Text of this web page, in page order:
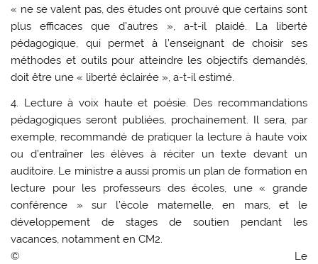
« ne se valent pas, des études ont prouvé que certains sont
plus efficaces que d’autres », a-t-il plaidé. La liberté
pédagogique, qui permet à l’enseignant de choisir ses
méthodes et outils pour atteindre les objectifs demandés,
doit être une « liberté éclairée », a-t-il estimé.
4. Lecture à voix haute et poésie. Des recommandations
pédagogiques seront publiées, prochainement. Il sera, par
exemple, recommandé de pratiquer la lecture à haute voix
ou d’entraîner les élèves à réciter un texte devant un
auditoire. Le ministre a aussi promis un plan de formation en
lecture pour les professeurs des écoles, une « grande
conférence » sur l’école maternelle, en mars, et le
développement de stages de soutien pendant les
vacances, notamment en CM2.
© Le